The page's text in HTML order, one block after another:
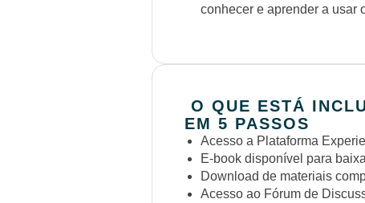
conhecer e aprender a usar
O QUE ESTÁ
EM 5 PASSOS
Acesso a Plataforma
E-book disponível para
Download de materiais
Acesso ao Fórum de